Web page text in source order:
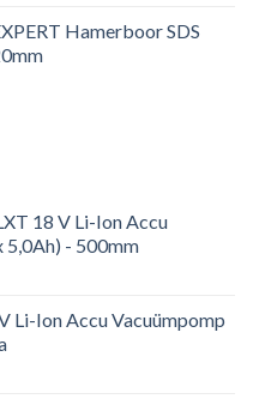
Hamerboor SDS
18 V Li-Ion Accu
5,0Ah) - 500mm
Li-Ion Accu Vacuümpomp